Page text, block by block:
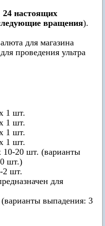
24 настоящих
вращения).
для магазина
проведения ультра
1 шт.
1 шт.
1 шт.
1 шт.
10-20 шт. (варианты
шт.)
2 шт.
для
выпадения: 3